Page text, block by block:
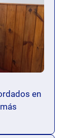
en